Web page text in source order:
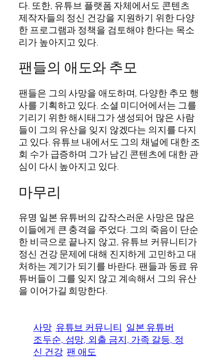
다. 또한, 유튜브 플랫폼 자체에서도 콘텐츠
제작자들의 정신 건강을 지원하기 위한 다양
한 프로그램과 정책을 검토해야 한다는 목소
리가 높아지고 있다.
팬들의 애도와 추모
팬들은 그의 사망을 애도하며, 다양한 추모 행
사를 기획하고 있다. 소셜 미디어에서는 그를
기리기 위한 해시태그가 생성되어 많은 사람
들이 그의 유산을 잊지 않겠다는 의지를 다지
고 있다. 유튜브 내에서도 그의 채널에 대한 조
회 수가 급증하며 그가 남긴 콘텐츠에 대한 관
심이 다시 높아지고 있다.
마무리
유명 일본 유튜버의 갑작스러운 사망은 많은
이들에게 큰 충격을 주었다. 그의 죽음이 단순
한 비극으로 끝나지 않고, 유튜브 커뮤니티가
정신 건강 문제에 대해 진지하게 고민하고 대
처하는 계기가 되기를 바란다. 팬들과 동료 유
튜버들이 그를 잊지 않고 계속해서 그의 유산
을 이어가길 희망한다.
사망 유튜브 커뮤니티 일본 유튜버
조두순, 섬망, 외출 금지, 가족 갈등, 정
신 건강 팬 애도